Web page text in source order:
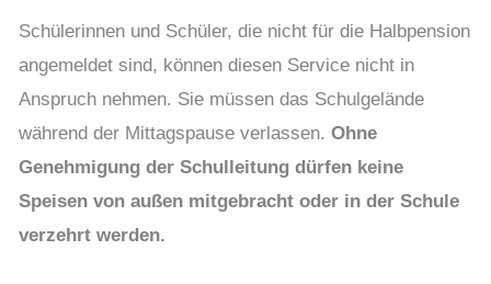
Schülerinnen und Schüler, die nicht für die Halbpension
angemeldet sind, können diesen Service nicht in
Anspruch nehmen. Sie müssen das Schulgelände
während der Mittagspause verlassen. Ohne
Genehmigung der Schulleitung dürfen keine
Speisen von außen mitgebracht oder in der Schule
verzehrt werden.